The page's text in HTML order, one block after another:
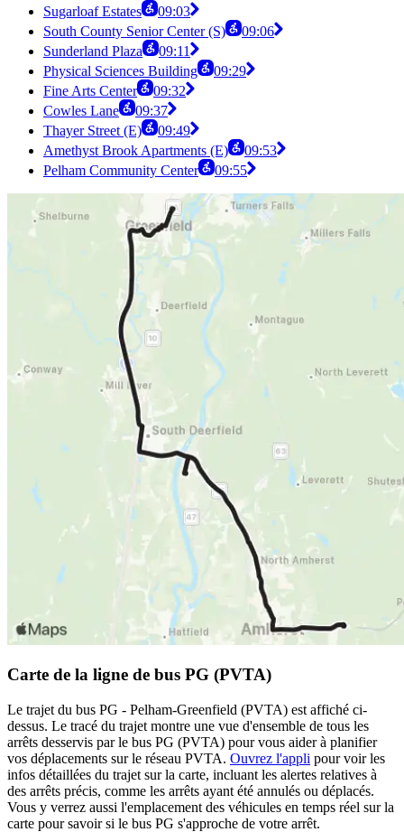
Sugarloaf Estates
09:03
South County Senior Center (S)
09:06
Sunderland Plaza
09:11
Physical Sciences Building
09:29
Fine Arts Center
09:32
Cowles Lane
09:37
Thayer Street (E)
09:49
Amethyst Brook Apartments (E)
09:53
Pelham Community Center
09:55
Carte de la ligne de bus PG (PVTA)
Le trajet du bus PG - Pelham-Greenfield (PVTA) est affiché ci-
dessus. Le tracé du trajet montre une vue d'ensemble de tous les
arrêts desservis par le bus PG (PVTA) pour vous aider à planifier
vos déplacements sur le réseau PVTA. Ouvrez l'appli pour voir les
infos détaillées du trajet sur la carte, incluant les alertes relatives à
des arrêts précis, comme les arrêts ayant été annulés ou déplacés.
Vous y verrez aussi l'emplacement des véhicules en temps réel sur la
carte pour savoir si le bus PG s'approche de votre arrêt.